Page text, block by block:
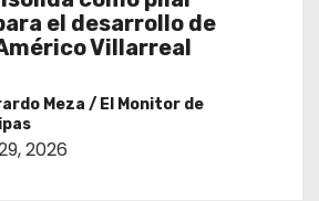
el desarrollo de
Villarreal
Meza / El Monitor de
2026